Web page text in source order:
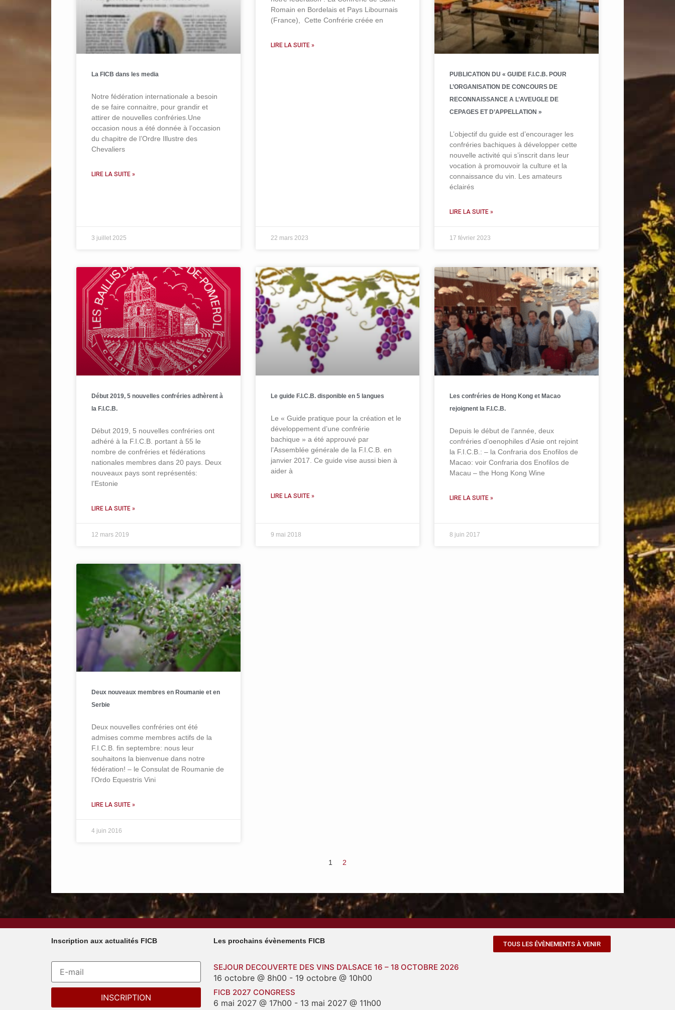
La FICB dans les media
Notre fédération internationale a besoin
de se faire connaitre, pour grandir et
attirer de nouvelles confréries.Une
occasion nous a été donnée à l’occasion
du chapitre de l’Ordre Illustre des
Chevaliers
LIRE LA SUITE »
3 juillet 2025
Romain en Bordelais et Pays Libournais
(France), Cette Confrérie créée en
LIRE LA SUITE »
22 mars 2023
PUBLICATION DU « GUIDE F.I.C.B. POUR
L’ORGANISATION DE CONCOURS DE
RECONNAISSANCE A L’AVEUGLE DE
CEPAGES ET D’APPELLATION »
L’objectif du guide est d’encourager les
confréries bachiques à développer cette
nouvelle activité qui s’inscrit dans leur
vocation à promouvoir la culture et la
connaissance du vin. Les amateurs
éclairés
LIRE LA SUITE »
17 février 2023
Début 2019, 5 nouvelles confréries adhèrent à
la F.I.C.B.
Début 2019, 5 nouvelles confréries ont
adhéré à la F.I.C.B. portant à 55 le
nombre de confréries et fédérations
nationales membres dans 20 pays. Deux
nouveaux pays sont représentés:
l’Estonie
LIRE LA SUITE »
12 mars 2019
Le guide F.I.C.B. disponible en 5 langues
Le « Guide pratique pour la création et le
développement d’une confrérie
bachique » a été approuvé par
l’Assemblée générale de la F.I.C.B. en
janvier 2017. Ce guide vise aussi bien à
aider à
LIRE LA SUITE »
9 mai 2018
Les confréries de Hong Kong et Macao
rejoignent la F.I.C.B.
Depuis le début de l’année, deux
confréries d’oenophiles d’Asie ont rejoint
la F.I.C.B.: – la Confraria dos Enofilos de
Macao: voir Confraria dos Enofilos de
Macau – the Hong Kong Wine
LIRE LA SUITE »
8 juin 2017
Deux nouveaux membres en Roumanie et en
Serbie
Deux nouvelles confréries ont été
admises comme membres actifs de la
F.I.C.B. fin septembre: nous leur
souhaitons la bienvenue dans notre
fédération! – le Consulat de Roumanie de
l’Ordo Equestris Vini
LIRE LA SUITE »
4 juin 2016
1 2
Inscription aux actualités FICB Les prochains évènements FICB TOUS LES ÉVÈNEMENTS À VENIR
SEJOUR DECOUVERTE DES VINS D’ALSACE 16 – 18 OCTOBRE 2026
16 octobre @ 8h00 - 19 octobre @ 10h00
FICB 2027 CONGRESS
6 mai 2027 @ 17h00 - 13 mai 2027 @ 11h00